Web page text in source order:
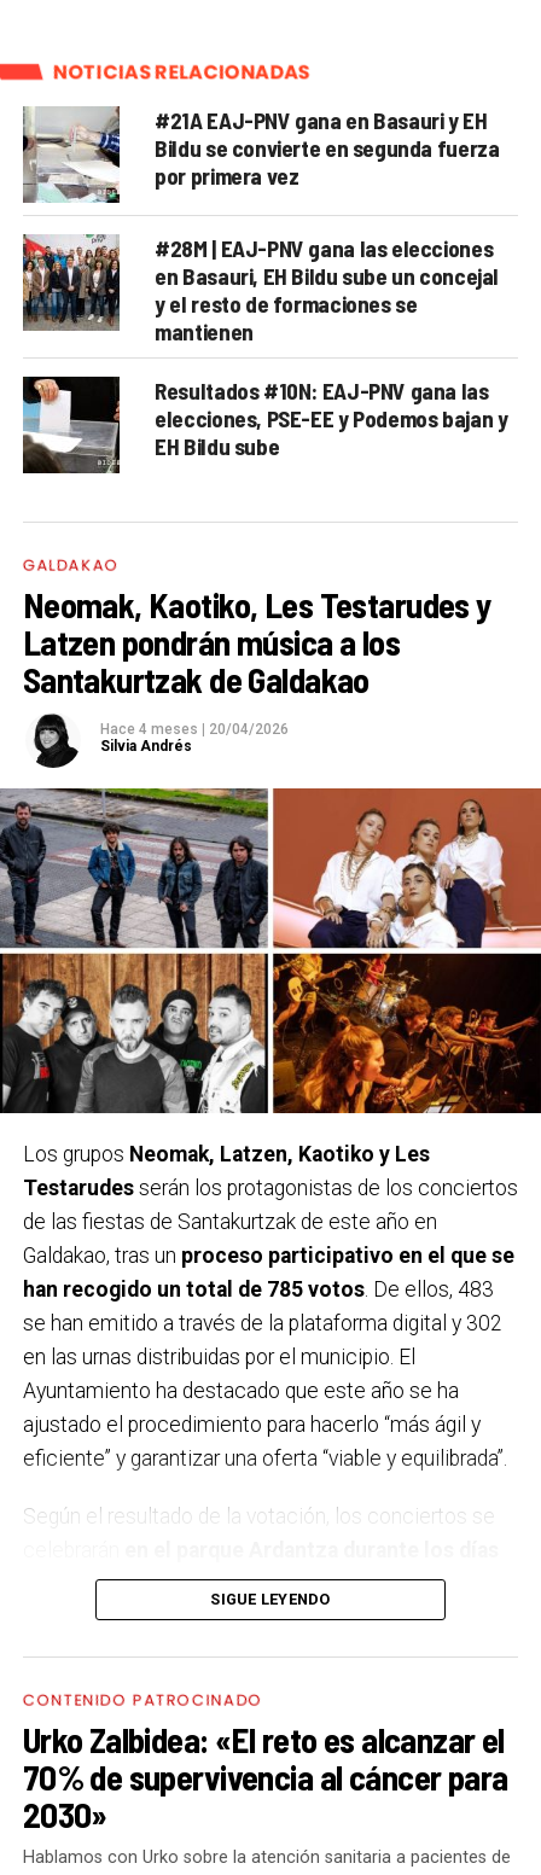
NOTICIAS RELACIONADAS
#21A EAJ-PNV gana en Basauri y EH
Bildu se convierte en segunda fuerza
por primera vez
#28M | EAJ-PNV gana las elecciones
en Basauri, EH Bildu sube un concejal
y el resto de formaciones se
mantienen
Resultados #10N: EAJ-PNV gana las
elecciones, PSE-EE y Podemos bajan y
EH Bildu sube
GALDAKAO
Neomak, Kaotiko, Les Testarudes y
Latzen pondrán música a los
Santakurtzak de Galdakao
Hace 4 meses
20/04/2026
Silvia Andrés
Los grupos Neomak, Latzen, Kaotiko y Les
Testarudesserán los protagonistas de los conciertos
de las fiestas de Santakurtzak de este año en
Galdakao, tras un proceso participativo en el que se
han recogido un total de 785 votos. De ellos, 483
se han emitido a través de la plataforma digital y 302
en las urnas distribuidas por el municipio. El
Ayuntamiento ha destacado que este año se ha
ajustado el procedimiento para hacerlo “más ágil y
eficiente” y garantizar una oferta “viable y equilibrada”.
Según el resultado de la votación, los conciertos se
11, 12, 18 y 19 de septiembre,coincidiendo con los
dos fines de semana festivos. El comité de fiestas ha
sido el encargado de elegir el concierto del 11 de
tradición vasca desde una perspectiva moderna,
fusionando folk, electrónica y pop en su último trabajo,
‘Lazturak Orbain’.
SIGUE LEYENDO
CONTENIDO PATROCINADO
Urko Zalbidea: «El reto es alcanzar el
70% de supervivencia al cáncer para
2030»
Hablamos con Urko sobre la atención sanitaria a pacientes de